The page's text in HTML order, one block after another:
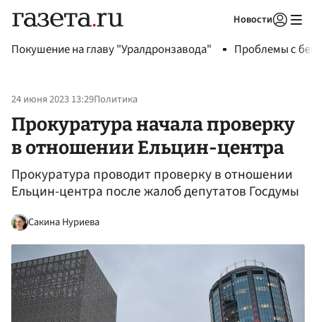
Новости
Покушение на главу "Уралдронзавода" Проблемы с
24 июня 2023 13:29Политика
Прокуратура начала проверку
в отношении Ельцин-центра
Прокуратура проводит проверку в отношении
Ельцин-центра после жалоб депутатов Госдумы
Сакина Нуриева